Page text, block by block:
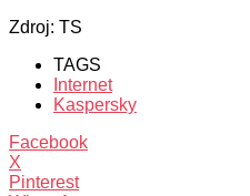
Zdroj: TS
TAGS
Internet
Kaspersky
Facebook
X
Pinterest